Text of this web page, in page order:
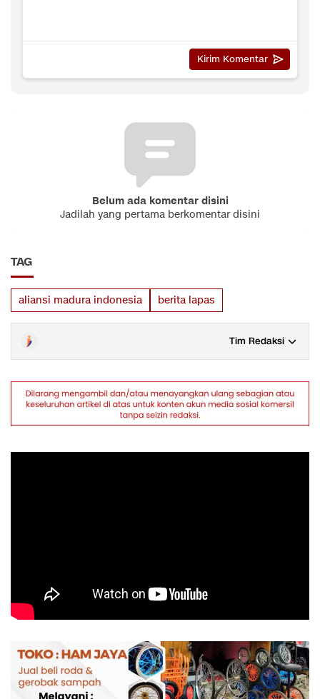
Belum ada komentar disini
Jadilah yang pertama berkomentar disini
TAG
aliansi madura indonesia berita lapas
Tim Redaksi